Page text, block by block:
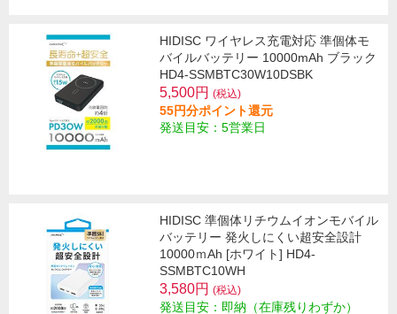
HIDISC ワイヤレス充電対応 準個体モ
バイルバッテリー 10000mAh ブラック
HD4-SSMBTC30W10DSBK
5,500円 (税込)
55円分ポイント還元
発送目安：5営業日
HIDISC 準個体リチウムイオンモバイル
バッテリー 発火しにくい超安全設計
10000ｍAh [ホワイト] HD4-
SSMBTC10WH
3,580円 (税込)
発送目安：即納（在庫残りわずか）